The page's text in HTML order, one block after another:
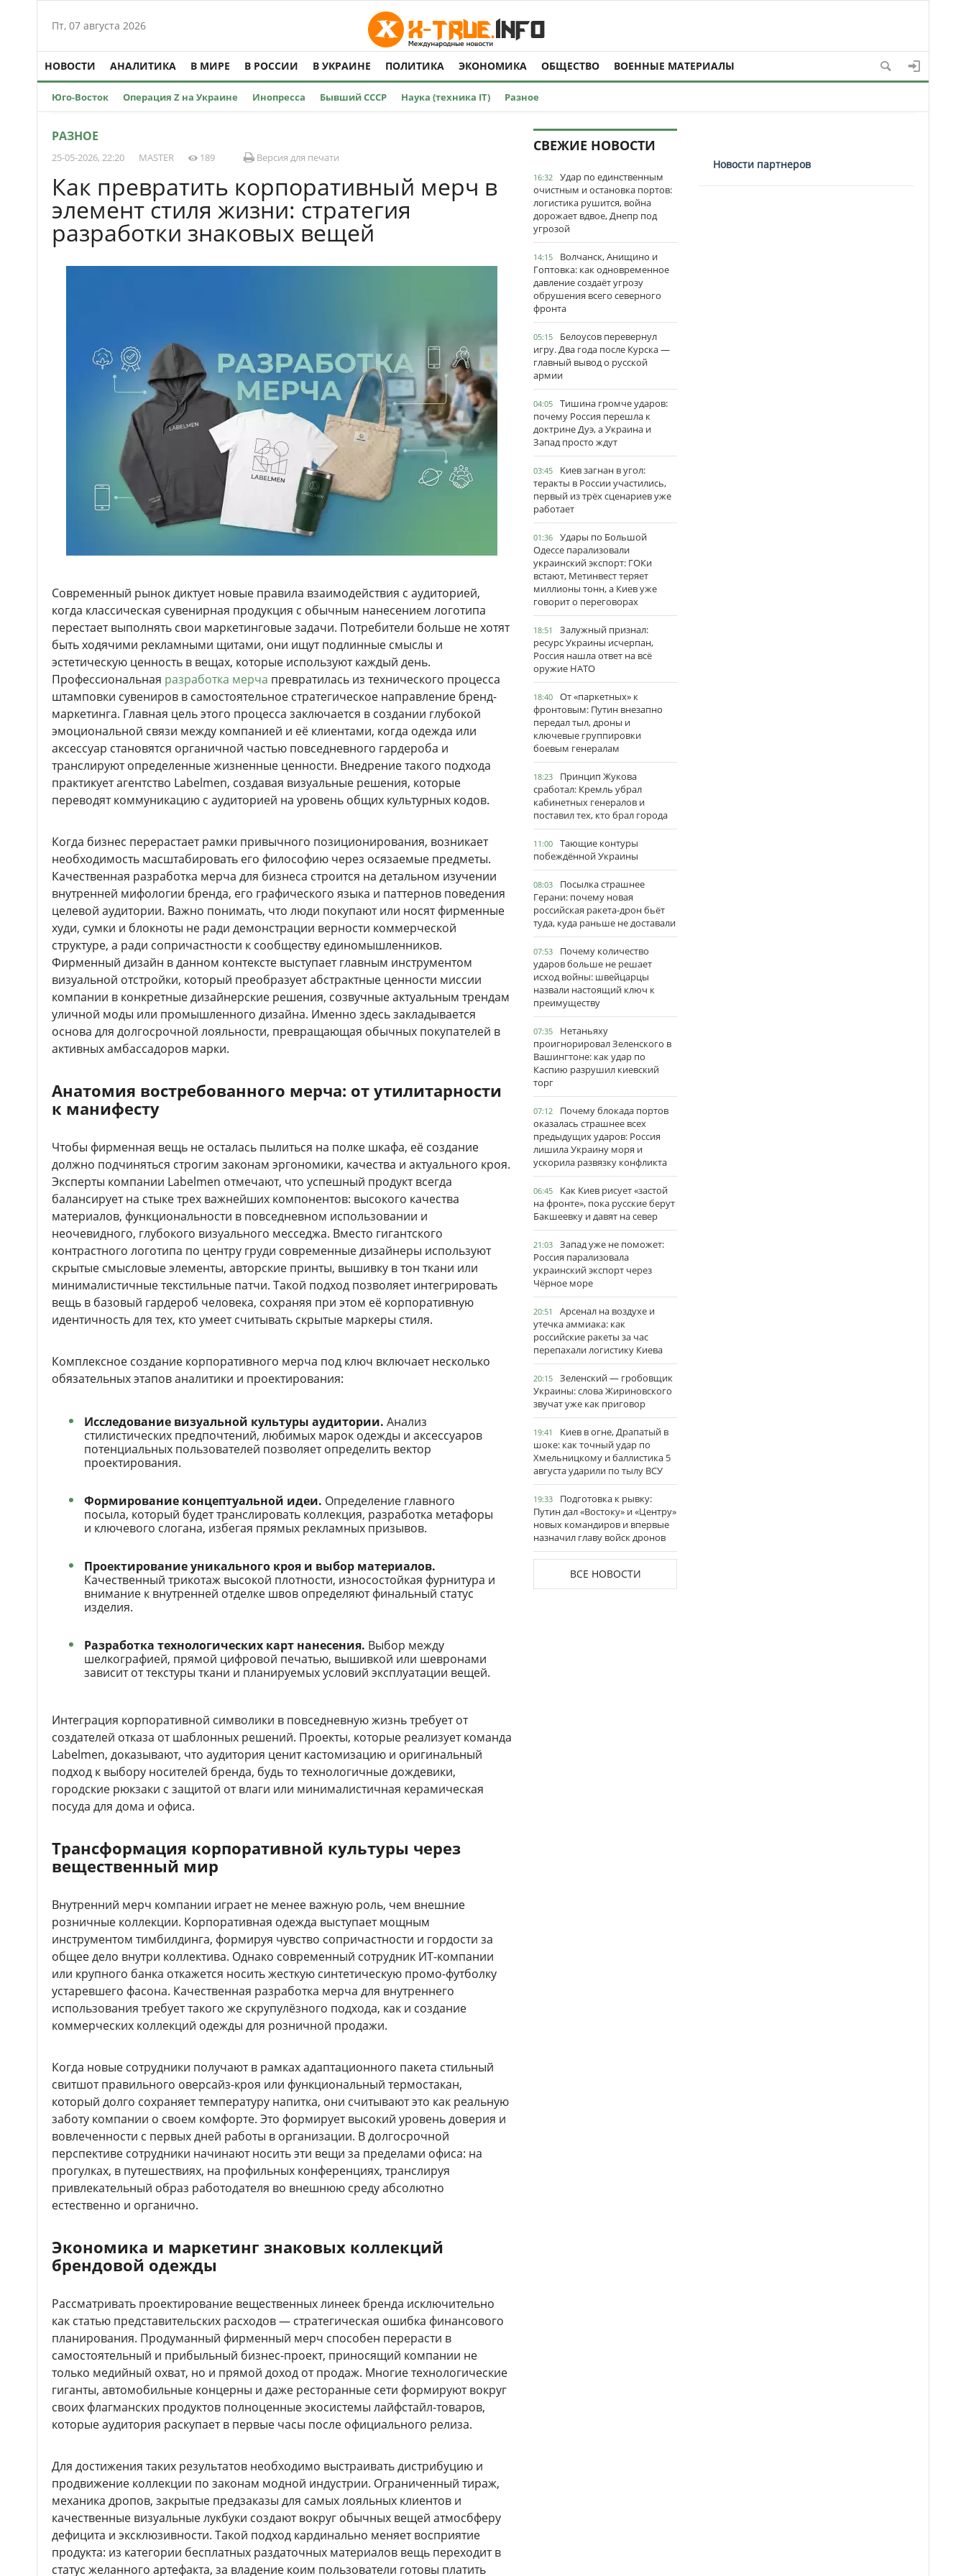
Пт, 07 августа 2026
НОВОСТИ АНАЛИТИКА В МИРЕ В РОССИИ В УКРАИНЕ ПОЛИТИКА ЭКОНОМИКА ОБЩЕСТВО ВОЕННЫЕ МАТЕРИАЛЫ
Юго-Восток Операция Z на Украине Инопресса Бывший СССР Наука (техника IT) Разное
РАЗНОЕ
25-05-2026, 22:20 MASTER 189 Версия для печати
Как превратить корпоративный мерч в
элемент стиля жизни: стратегия
разработки знаковых вещей
Современный рынок диктует новые правила взаимодействия с аудиторией,
когда классическая сувенирная продукция с обычным нанесением логотипа
перестает выполнять свои маркетинговые задачи. Потребители больше не хотят
быть ходячими рекламными щитами, они ищут подлинные смыслы и
эстетическую ценность в вещах, которые используют каждый день.
Профессиональная разработка мерча превратилась из технического процесса
штамповки сувениров в самостоятельное стратегическое направление бренд-
маркетинга. Главная цель этого процесса заключается в создании глубокой
эмоциональной связи между компанией и её клиентами, когда одежда или
аксессуар становятся органичной частью повседневного гардероба и
транслируют определенные жизненные ценности. Внедрение такого подхода
практикует агентство Labelmen, создавая визуальные решения, которые
переводят коммуникацию с аудиторией на уровень общих культурных кодов.
Когда бизнес перерастает рамки привычного позиционирования, возникает
необходимость масштабировать его философию через осязаемые предметы.
Качественная разработка мерча для бизнеса строится на детальном изучении
внутренней мифологии бренда, его графического языка и паттернов поведения
целевой аудитории. Важно понимать, что люди покупают или носят фирменные
худи, сумки и блокноты не ради демонстрации верности коммерческой
структуре, а ради сопричастности к сообществу единомышленников.
Фирменный дизайн в данном контексте выступает главным инструментом
визуальной отстройки, который преобразует абстрактные ценности миссии
компании в конкретные дизайнерские решения, созвучные актуальным трендам
уличной моды или промышленного дизайна. Именно здесь закладывается
основа для долгосрочной лояльности, превращающая обычных покупателей в
активных амбассадоров марки.
Анатомия востребованного мерча: от утилитарности
к манифесту
Чтобы фирменная вещь не осталась пылиться на полке шкафа, её создание
должно подчиняться строгим законам эргономики, качества и актуального кроя.
Эксперты компании Labelmen отмечают, что успешный продукт всегда
балансирует на стыке трех важнейших компонентов: высокого качества
материалов, функциональности в повседневном использовании и
неочевидного, глубокого визуального месседжа. Вместо гигантского
контрастного логотипа по центру груди современные дизайнеры используют
скрытые смысловые элементы, авторские принты, вышивку в тон ткани или
минималистичные текстильные патчи. Такой подход позволяет интегрировать
вещь в базовый гардероб человека, сохраняя при этом её корпоративную
идентичность для тех, кто умеет считывать скрытые маркеры стиля.
Комплексное создание корпоративного мерча под ключ включает несколько
обязательных этапов аналитики и проектирования:
Исследование визуальной культуры аудитории. Анализ
стилистических предпочтений, любимых марок одежды и аксессуаров
потенциальных пользователей позволяет определить вектор
проектирования.
Формирование концептуальной идеи. Определение главного
посыла, который будет транслировать коллекция, разработка метафоры
и ключевого слогана, избегая прямых рекламных призывов.
Проектирование уникального кроя и выбор материалов.
Качественный трикотаж высокой плотности, износостойкая фурнитура и
внимание к внутренней отделке швов определяют финальный статус
изделия.
Разработка технологических карт нанесения. Выбор между
шелкографией, прямой цифровой печатью, вышивкой или шевронами
зависит от текстуры ткани и планируемых условий эксплуатации вещей.
Интеграция корпоративной символики в повседневную жизнь требует от
создателей отказа от шаблонных решений. Проекты, которые реализует команда
Labelmen, доказывают, что аудитория ценит кастомизацию и оригинальный
подход к выбору носителей бренда, будь то технологичные дождевики,
городские рюкзаки с защитой от влаги или минималистичная керамическая
посуда для дома и офиса.
Трансформация корпоративной культуры через
вещественный мир
Внутренний мерч компании играет не менее важную роль, чем внешние
розничные коллекции. Корпоративная одежда выступает мощным
инструментом тимбилдинга, формируя чувство сопричастности и гордости за
общее дело внутри коллектива. Однако современный сотрудник ИТ-компании
или крупного банка откажется носить жесткую синтетическую промо-футболку
устаревшего фасона. Качественная разработка мерча для внутреннего
использования требует такого же скрупулёзного подхода, как и создание
коммерческих коллекций одежды для розничной продажи.
Когда новые сотрудники получают в рамках адаптационного пакета стильный
свитшот правильного оверсайз-кроя или функциональный термостакан,
который долго сохраняет температуру напитка, они считывают это как реальную
заботу компании о своем комфорте. Это формирует высокий уровень доверия и
вовлеченности с первых дней работы в организации. В долгосрочной
перспективе сотрудники начинают носить эти вещи за пределами офиса: на
прогулках, в путешествиях, на профильных конференциях, транслируя
привлекательный образ работодателя во внешнюю среду абсолютно
естественно и органично.
Экономика и маркетинг знаковых коллекций
брендовой одежды
Рассматривать проектирование вещественных линеек бренда исключительно
как статью представительских расходов — стратегическая ошибка финансового
планирования. Продуманный фирменный мерч способен перерасти в
самостоятельный и прибыльный бизнес-проект, приносящий компании не
только медийный охват, но и прямой доход от продаж. Многие технологические
гиганты, автомобильные концерны и даже ресторанные сети формируют вокруг
своих флагманских продуктов полноценные экосистемы лайфстайл-товаров,
которые аудитория раскупает в первые часы после официального релиза.
Для достижения таких результатов необходимо выстраивать дистрибуцию и
продвижение коллекции по законам модной индустрии. Ограниченный тираж,
механика дропов, закрытые предзаказы для самых лояльных клиентов и
качественные визуальные лукбуки создают вокруг обычных вещей атмосбферу
дефицита и эксклюзивности. Такой подход кардинально меняет восприятие
продукта: из категории бесплатных раздаточных материалов вещь переходит в
статус желанного артефакта, за владение коим пользователи готовы платить
СВЕЖИЕ НОВОСТИ
16:32
Удар по единственным
очистным и остановка портов:
логистика рушится, война
дорожает вдвое, Днепр под
угрозой
14:15
Волчанск, Анищино и
Гоптовка: как одновременное
давление создаёт угрозу
обрушения всего северного
фронта
05:15
Белоусов перевернул
игру. Два года после Курска —
главный вывод о русской
армии
04:05
Тишина громче ударов:
почему Россия перешла к
доктрине Дуэ, а Украина и
Запад просто ждут
03:45
Киев загнан в угол:
теракты в России участились,
первый из трёх сценариев уже
работает
01:36
Удары по Большой
Одессе парализовали
украинский экспорт: ГОКи
встают, Метинвест теряет
миллионы тонн, а Киев уже
говорит о переговорах
18:51
Залужный признал:
ресурс Украины исчерпан,
Россия нашла ответ на всё
оружие НАТО
18:40
От «паркетных» к
фронтовым: Путин внезапно
передал тыл, дроны и
ключевые группировки
боевым генералам
18:23
Принцип Жукова
сработал: Кремль убрал
кабинетных генералов и
поставил тех, кто брал города
11:00
Тающие контуры
побеждённой Украины
08:03
Посылка страшнее
Герани: почему новая
российская ракета-дрон бьёт
туда, куда раньше не доставали
07:53
Почему количество
ударов больше не решает
исход войны: швейцарцы
назвали настоящий ключ к
преимуществу
07:35
Нетаньяху
проигнорировал Зеленского в
Вашингтоне: как удар по
Каспию разрушил киевский
торг
07:12
Почему блокада портов
оказалась страшнее всех
предыдущих ударов: Россия
лишила Украину моря и
ускорила развязку конфликта
06:45
Как Киев рисует «застой
на фронте», пока русские берут
Бакшеевку и давят на север
21:03
Запад уже не поможет:
Россия парализовала
украинский экспорт через
Чёрное море
20:51
Арсенал на воздухе и
утечка аммиака: как
российские ракеты за час
перепахали логистику Киева
20:15
Зеленский — гробовщик
Украины: слова Жириновского
звучат уже как приговор
19:41
Киев в огне, Драпатый в
шоке: как точный удар по
Хмельницкому и баллистика 5
августа ударили по тылу ВСУ
19:33
Подготовка к рывку:
Путин дал «Востоку» и «Центру»
новых командиров и впервые
назначил главу войск дронов
ВСЕ НОВОСТИ
Новости партнеров